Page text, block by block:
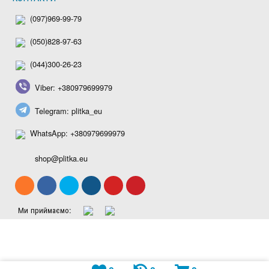
(097)969-99-79
(050)828-97-63
(044)300-26-23
Viber: +380979699979
Telegram: plitka_eu
WhatsApp: +380979699979
shop@plitka.eu
Ми приймаємо: